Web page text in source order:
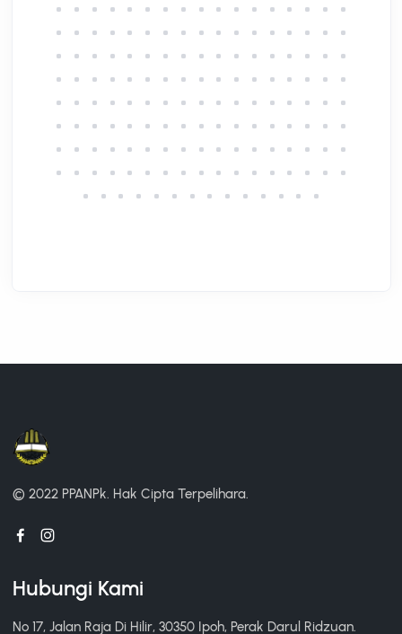
© 2022 PPANPk. Hak Cipta Terpelihara.
Hubungi Kami
No 17, Jalan Raja Di Hilir, 30350 Ipoh, Perak Darul Ridzuan.